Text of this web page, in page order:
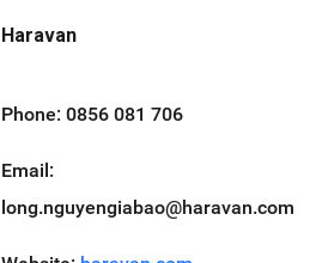
Haravan
Phone: 0856 081 706
Email:
long.nguyengiabao@haravan.com